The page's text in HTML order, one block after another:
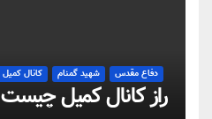
دفاع مقدس شهید گمنام کانال کمیل
راز کانال کمیل چیست